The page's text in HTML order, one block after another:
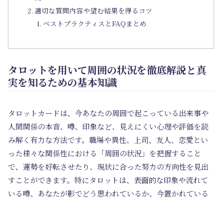
適切な質問内容や望む結果を得るコツ
ベストプラクティスとFAQまとめ
タロットを用いて周囲の状況を徹底解説と真
実を知るための基本知識
タロットカードは、今あなたの周囲で起こっている出来事や
人間関係の本音、噂、印象など、見えにくい心理や評価を読
み解く有力な方法です。職場や異性、上司、友人、恋愛とい
った様々な関係性における「周囲の状況」を把握すること
で、運勢を好転させたり、現状に合った努力の方向性を見出
すことができます。特にタロットは、表面的な印象や流れて
いる噂、あなたが影でどう思われているか、今置かれている